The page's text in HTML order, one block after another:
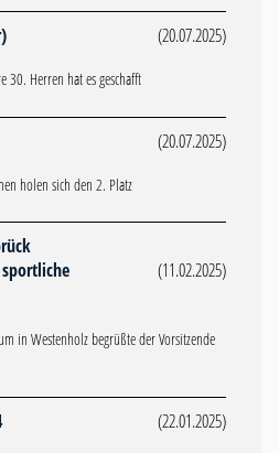
(20.07.2025)
30. Herren hat es geschafft
(20.07.2025)
holen sich den 2. Platz
(11.02.2025)
in Westenholz begrüßte der Vorsitzende
(22.01.2025)